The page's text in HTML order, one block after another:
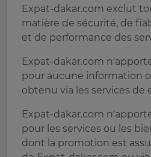
Expat-dakar.com exclut
matière de sécurité, de
et de performance des
Expat-dakar.com
pour aucune information
obtenu via les services de
Expat-dakar.com
pour les services ou les
dont la promotion est